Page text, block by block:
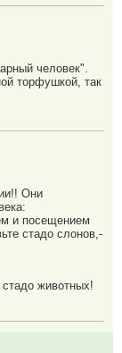
человек".
торфушкой, так
Они
и посещением
стадо слонов,-
животных!